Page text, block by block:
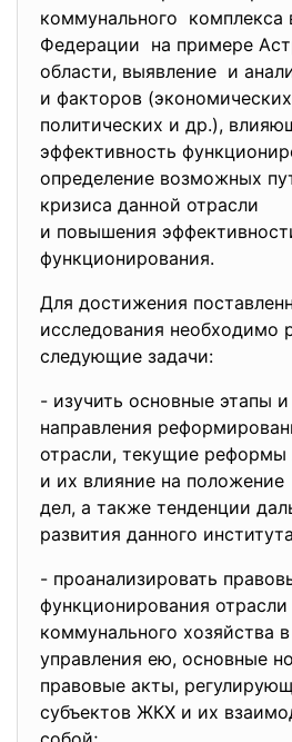
коммунального комплекса
Федерации на примере
области, выявление и
и факторов
политических и др.),
эффективность
определение возможных
кризиса данной отрасли
и повышения
функционирования.
Для достижения
исследования необходимо
следующие задачи:
- изучить основные этапы и
направления
отрасли, текущие
и их влияние на положение
дел, а также тенденции
развития данного
- проанализировать
функционирования отрасли
коммунального хозяйства
управления ею, основные
правовые акты,
субъектов ЖКХ и их